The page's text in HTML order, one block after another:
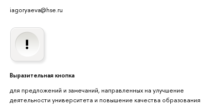
iagoryaeva@hse.ru
Выразительная кнопка
для предложений и замечаний, направленных на улучшение
деятельности университета и повышение качества образования